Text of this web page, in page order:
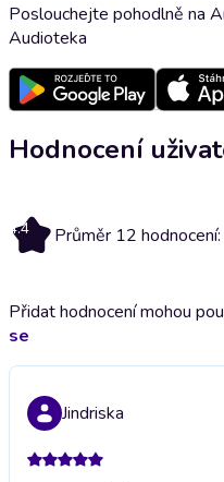
Poslouchejte pohodlně na
Audioteka
Hodnocení
4.4 Průměr 12
Přidat hodnocení mohou
se
Jindriska